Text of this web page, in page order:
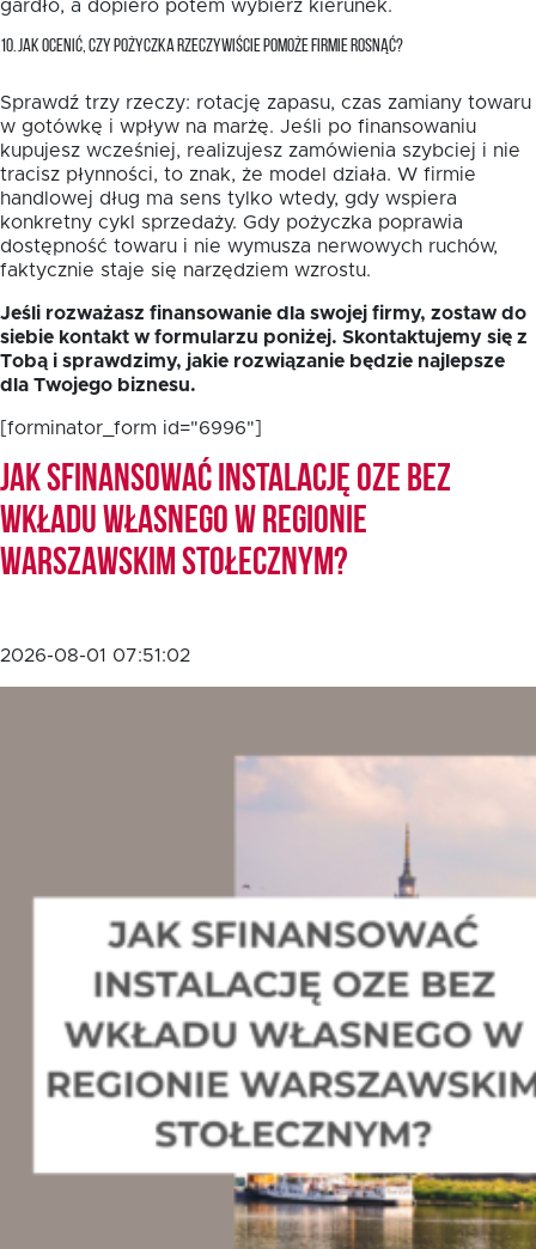
gardło, a dopiero potem wybierz kierunek.
10. JAK OCENIĆ, CZY POŻYCZKA RZECZYWIŚCIE POMOŻE FIRMIE ROSNĄĆ?
Sprawdź trzy rzeczy: rotację zapasu, czas zamiany towaru
w gotówkę i wpływ na marżę. Jeśli po finansowaniu
kupujesz wcześniej, realizujesz zamówienia szybciej i nie
tracisz płynności, to znak, że model działa. W firmie
handlowej dług ma sens tylko wtedy, gdy wspiera
konkretny cykl sprzedaży. Gdy pożyczka poprawia
dostępność towaru i nie wymusza nerwowych ruchów,
faktycznie staje się narzędziem wzrostu.
Jeśli rozważasz finansowanie dla swojej firmy, zostaw do
siebie kontakt w formularzu poniżej. Skontaktujemy się z
Tobą i sprawdzimy, jakie rozwiązanie będzie najlepsze
dla Twojego biznesu.
[forminator_form id="6996"]
Jak sfinansować instalację OZE bez
wkładu własnego w Regionie
Warszawskim Stołecznym?
2026-08-01 07:51:02